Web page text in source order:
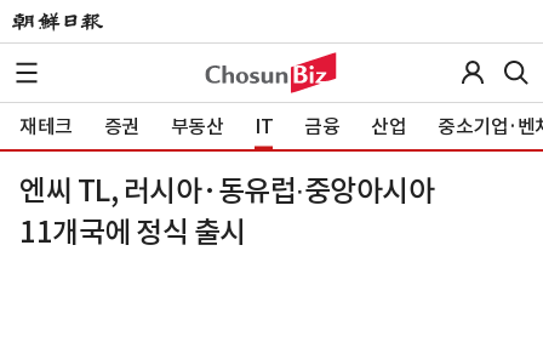
재테크 증권 부동산 IT 금융 산업 중소기업·벤
엔씨 TL, 러시아·동유럽∙중앙아시아
11개국에 정식 출시